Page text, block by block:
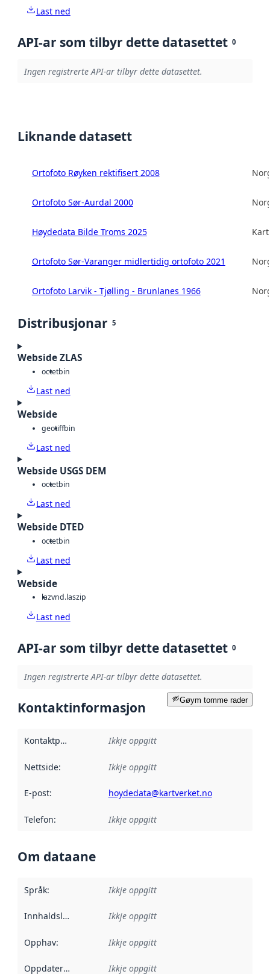
Last ned
API-ar som tilbyr dette datasettet 0
Ingen registrerte API-ar tilbyr dette datasettet.
Liknande datasett
Ortofoto Røyken rektifisert 2008
Ortofoto Sør-Aurdal 2000
Høydedata Bilde Troms 2025
Ortofoto Sør-Varanger midlertidig ortofoto 2021
Ortofoto Larvik - Tjølling - Brunlanes 1966
Distribusjonar 5
Webside ZLAS
octetbin
Last ned
Webside
geotiffbin
Last ned
Webside USGS DEM
octetbin
Last ned
Webside DTED
octetbin
Last ned
Webside
lazvnd.laszip
Last ned
API-ar som tilbyr dette datasettet 0
Ingen registrerte API-ar tilbyr dette datasettet.
Gøym tomme rader
Kontaktinformasjon
Kontaktpunkt Ikkje oppgitt
Nettside: Ikkje oppgitt
E-post: hoydedata@kartverket.no
Telefon: Ikkje oppgitt
Om dataane
Språk: Ikkje oppgitt
Innhaldsleverandørar :
Ikkje oppgitt
Opphav: Ikkje oppgitt
Oppdateringsfrekvens :
Ikkje oppgitt